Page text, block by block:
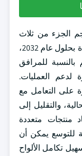
الجزء من ثلاث
مراحل 10 بلايين دولار من دولارات الولايات المتحدة بحلول عام 2032،
للمرافق
لدعم العمليات.
على التعامل مع
والتقليل إلى
منتجات متعددة
للتوسع يمكن أن
تكامل الألواح